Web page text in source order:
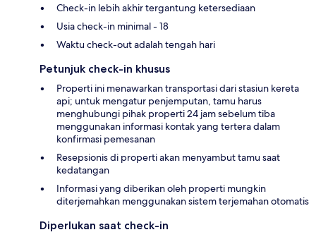
Check-in lebih akhir tergantung ketersediaan
Usia check-in minimal - 18
Waktu check-out adalah tengah hari
Petunjuk check-in khusus
Properti ini menawarkan transportasi dari stasiun kereta
api; untuk mengatur penjemputan, tamu harus
menghubungi pihak properti 24 jam sebelum tiba
menggunakan informasi kontak yang tertera dalam
konfirmasi pemesanan
Resepsionis di properti akan menyambut tamu saat
kedatangan
Informasi yang diberikan oleh properti mungkin
diterjemahkan menggunakan sistem terjemahan otomatis
Diperlukan saat check-in